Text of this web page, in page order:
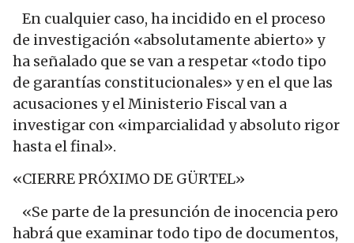
En cualquier caso, ha incidido en el proceso
de investigación «absolutamente abierto» y
ha señalado que se van a respetar «todo tipo
de garantías constitucionales» y en el que las
acusaciones y el Ministerio Fiscal van a
investigar con «imparcialidad y absoluto rigor
hasta el final».
«CIERRE PRÓXIMO DE GÜRTEL»
«Se parte de la presunción de inocencia pero
habrá que examinar todo tipo de documentos,